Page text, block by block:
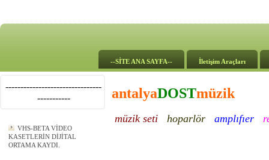
--SİTE ANA SAYFA-- İletişim Araçları
--------------------------------
-----------
VHS-BETA VİDEO
KASETLERİN DİJİTAL
ORTAMA KAYDI.
antalyaDOSTmüzik
müzik seti hoparlör amplıfıer